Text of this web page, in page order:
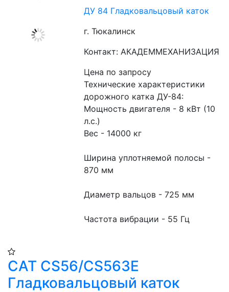
ДУ 84 Гладковальцовый каток
г. Тюкалинск
Контакт: АКАДЕММЕХАНИЗАЦИЯ
Цена по запросу
Технические характеристики
дорожного катка ДУ-84:
Мощность двигателя - 8 кВт (10
л.с.)
Вес - 14000 кг
Ширина уплотняемой полосы -
870 мм
Диаметр вальцов - 725 мм
Частота вибрации - 55 Гц
CAT CS56/CS563E
Гладковальцовый каток